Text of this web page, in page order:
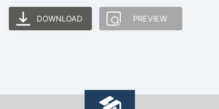
DOWNLOAD PREVIEW